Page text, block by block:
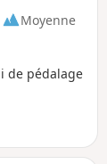
Moyenne
de pédalage